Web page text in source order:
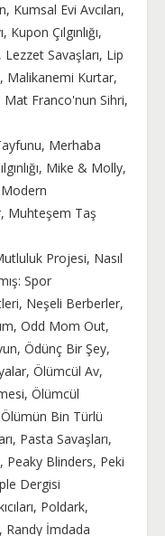
Kumsal Evi Avcıları,
Çılgınlığı,
Savaşları, Lip
Malikanemi Kurtar,
Franco'nun Sihri,
Merhaba
Mike & Molly,
Muhteşem Taş
Projesi, Nasıl
Spor
Neşeli Berberler,
Odd Mom Out,
Ödünç Bir Şey,
Ölümcül Av,
Ölümcül
Ölümün Bin Türlü
Pasta Savaşları,
Peaky Blinders, Peki
Dergisi
Poldark,
Randy İmdada